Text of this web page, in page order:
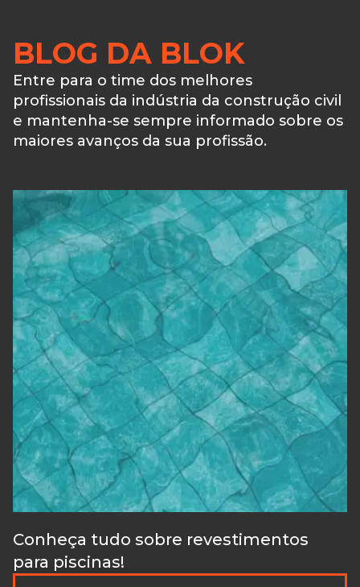
BLOG DA BLOK
Entre para o time dos melhores
profissionais da indústria da construção civil
e mantenha-se sempre informado sobre os
maiores avanços da sua profissão.
Conheça tudo sobre revestimentos
para piscinas!